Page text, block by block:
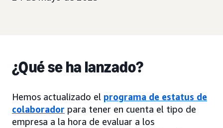
¿Qué se ha lanzado?
Hemos actualizado el programa de estatus de
colaborador para tener en cuenta el tipo de
empresa a la hora de evaluar a los